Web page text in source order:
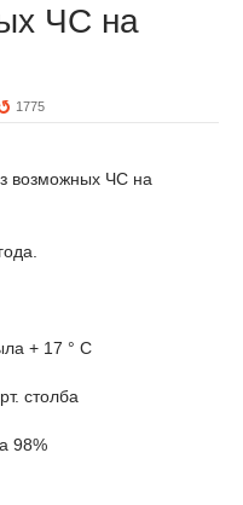
ЧС на
1775
возможных ЧС на
+ 17 ° С
столба
98%